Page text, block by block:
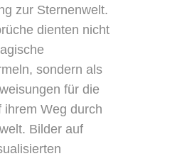
zur Sternenwelt.
dienten nicht
sondern als
für die
ihrem Weg durch
Bilder auf